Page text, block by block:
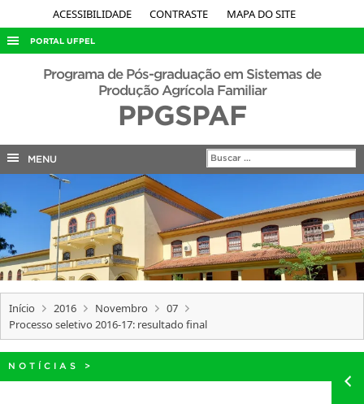
ACESSIBILIDADE CONTRASTE MAPA DO SITE
PORTAL UFPEL
ACESSO À INFORMAÇÃO
EDITAIS
INTERNACIONAL
OUVIDORIA
PORTARIAS
Programa de Pós-graduação em Sistemas de
Produção Agrícola Familiar
PPGSPAF
MENU
Início 2016 Novembro
07
Processo seletivo 2016-17: resultado final
NOTÍCIAS >